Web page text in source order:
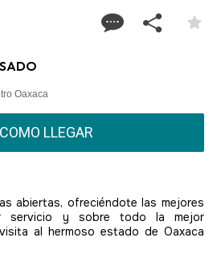
Oaxaca
COMO LLEGAR
abiertas, ofreciéndote las mejores
servicio y sobre todo la mejor
al hermoso estado de Oaxaca